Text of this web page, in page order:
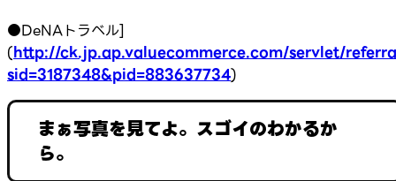
●DeNAトラベル]
(http://ck.jp.ap.valuecommerce.com/servlet/
sid=3187348&pid=883637734)
まぁ写真を見てよ。スゴイのわかるか
ら。